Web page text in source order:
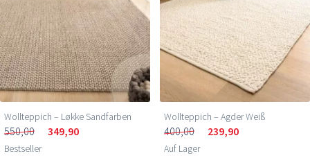
Wollteppich – Løkke Sandfarben
550,00 349,90
Bestseller
Wollteppich – Agder Weiß
400,00 239,90
Auf Lager